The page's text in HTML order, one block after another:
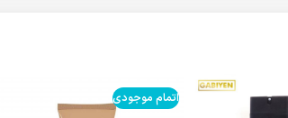
اتمام موجودی